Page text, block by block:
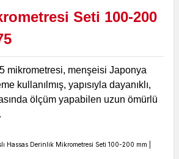
Seti 100-200
mikrometresi, menşeisi Japonya
kullanılmış, yapısıyla dayanıklı,
ölçüm yapabilen uzun ömürlü